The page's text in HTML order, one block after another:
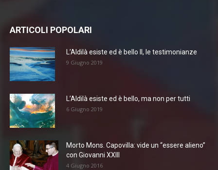
ARTICOLI POPOLARI
L’Aldilà esiste ed è bello II, le testimonianze
9 Giugno 2019
L’Aldilà esiste ed è bello, ma non per tutti
6 Giugno 2019
Morto Mons. Capovilla: vide un “essere alieno”
con Giovanni XXIII
4 Giugno 2016